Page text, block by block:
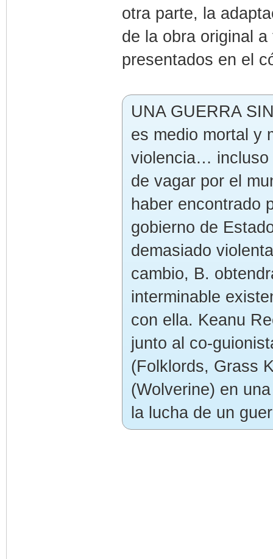
otra parte, la
de la obra original
presentados en el
UNA GUERRA
es medio mortal y
violencia… incluso
de vagar por el
haber encontrado
gobierno de
demasiado
cambio, B.
interminable
con ella. Keanu
junto al co-
(Folklords, Grass
(Wolverine) en
la lucha de un